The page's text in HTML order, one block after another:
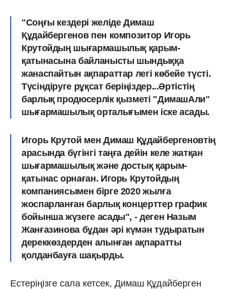
"Соңғы кездері желіде Димаш
Құдайбергенов пен композитор Игорь
Крутойдың шығармашылық қарым-
қатынасына байланысты шындыққа
жанаспайтын ақпараттар легі көбейе түсті.
Түсіндіруге рұқсат беріңіздер...Әртістің
барлық продюсерлік қызметі "ДимашАли"
шығармашылық орталығымен іске асады.
Игорь Крутой мен Димаш Құдайбергеновтің
арасында бүгінгі таңға дейін келе жатқан
шығармашылық және достық қарым-
қатынас орнаған. Игорь Крутойдың
компаниясымен бірге 2020 жылға
жоспарланған барлық концерттер график
бойынша жүзеге асады", - деген Назым
Жанғазинова бұдан әрі күмән тудыратын
дереккөздерден алынған ақпаратты
қолданбауға шақырды.
Естеріңізге сала кетсек, Димаш Құдайберген